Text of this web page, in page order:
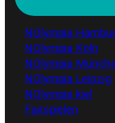
NOlympia
NOlympia Köln
NOlympia
NOlympia Leipzig
NOlympia kiel
Fairspielen